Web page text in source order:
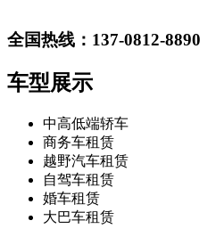
全国热线：137-0812-8890
车型展示
中高低端轿车
商务车租赁
越野汽车租赁
自驾车租赁
婚车租赁
大巴车租赁